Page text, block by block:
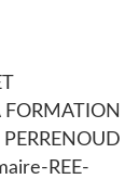
FORMATION
REE-